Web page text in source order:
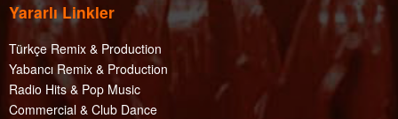
Yararlı Linkler
Türkçe Remix & Production
Yabancı Remix & Production
Radio Hits & Pop Music
Commercial & Club Dance